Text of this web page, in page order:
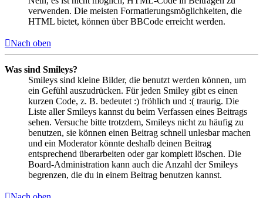
verwenden. Die meisten Formatierungsmöglichkeiten, die
HTML bietet, können über BBCode erreicht werden.
Nach oben
Was sind Smileys?
Smileys sind kleine Bilder, die benutzt werden können, um
ein Gefühl auszudrücken. Für jeden Smiley gibt es einen
kurzen Code, z. B. bedeutet :) fröhlich und :( traurig. Die
Liste aller Smileys kannst du beim Verfassen eines Beitrags
sehen. Versuche bitte trotzdem, Smileys nicht zu häufig zu
benutzen, sie können einen Beitrag schnell unlesbar machen
und ein Moderator könnte deshalb deinen Beitrag
entsprechend überarbeiten oder gar komplett löschen. Die
Board-Administration kann auch die Anzahl der Smileys
begrenzen, die du in einem Beitrag benutzen kannst.